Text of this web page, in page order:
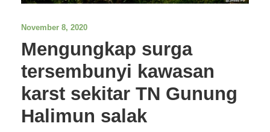
November 8, 2020
Mengungkap surga
tersembunyi kawasan
karst sekitar TN Gunung
Halimun salak